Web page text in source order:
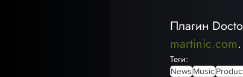
Плагин
martinic.com.
Теги:
News Music